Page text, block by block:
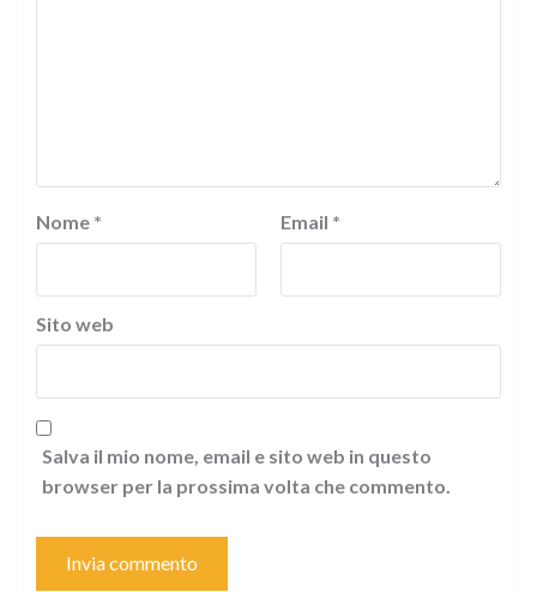
Nome * Email *
Sito web
Salva il mio nome, email e sito web in questo
browser per la prossima volta che commento.